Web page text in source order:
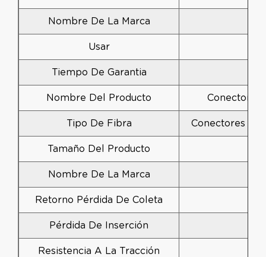
Nombre De La Marca
Usar
Tiempo De Garantia
Nombre Del Producto Conector
Tipo De Fibra Conectores Y
Tamaño Del Producto
Nombre De La Marca
Retorno Pérdida De Coleta
Pérdida De Inserción
Resistencia A La Tracción